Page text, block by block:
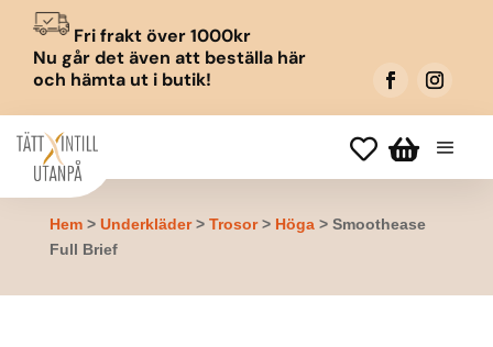
Fri frakt över 1000kr
Nu går det även att beställa här
och hämta ut i butik!
 
Hem> Underkläder> Trosor> Höga> Smoothease
Full Brief